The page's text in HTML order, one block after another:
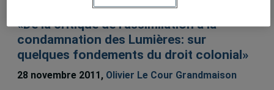
«De la critique de l’assimilation à la
condamnation des Lumières: sur
quelques fondements du droit colonial»
28 novembre 2011, Olivier Le Cour Grandmaison